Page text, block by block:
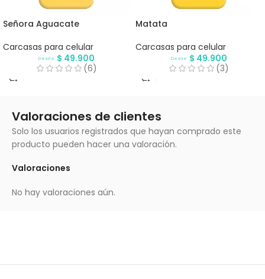
Señora Aguacate
Carcasas para celular
Desde $ 49.900
(6)
Matata
Carcasas para celular
Desde $ 49.900
(3)
Valoraciones de clientes
Valoraciones
No hay valoraciones aún.
Solo los usuarios registrados que hayan comprado este
producto pueden hacer una valoración.